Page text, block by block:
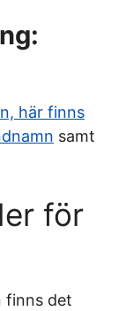
här finns
samt
för
finns det